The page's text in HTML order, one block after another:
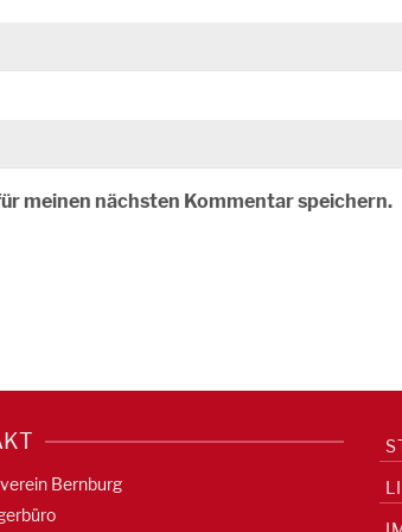
meinen nächsten Kommentar speichern.
Bernburg